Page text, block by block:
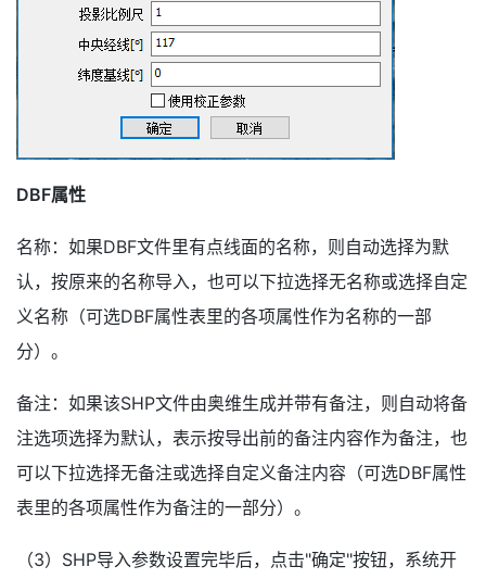
DBF属性
名称：如果DBF文件里有点线面的名称，则自动选择为默
认，按原来的名称导入，也可以下拉选择无名称或选择自定
义名称（可选DBF属性表里的各项属性作为名称的一部
分）。
备注：如果该SHP文件由奥维生成并带有备注，则自动将备
注选项选择为默认，表示按导出前的备注内容作为备注，也
可以下拉选择无备注或选择自定义备注内容（可选DBF属性
表里的各项属性作为备注的一部分）。
（3）SHP导入参数设置完毕后，点击"确定"按钮，系统开